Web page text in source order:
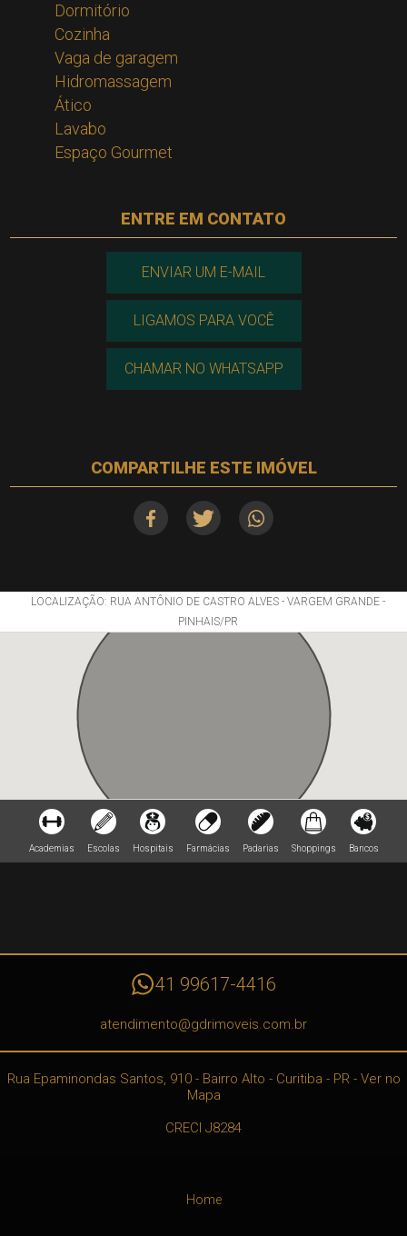
Dormitório
Cozinha
Vaga de garagem
Hidromassagem
Ático
Lavabo
Espaço Gourmet
ENTRE EM CONTATO
ENVIAR UM E-MAIL
LIGAMOS PARA VOCÊ
CHAMAR NO WHATSAPP
COMPARTILHE ESTE IMÓVEL
LOCALIZAÇÃO: RUA ANTÔNIO DE CASTRO ALVES - VARGEM GRANDE -
PINHAIS/PR
Academias Escolas Hospitais Farmácias Padarias Shoppings Bancos
41 99617-4416
atendimento@gdrimoveis.com.br
Rua Epaminondas Santos, 910 - Bairro Alto - Curitiba - PR- Ver no
Mapa
CRECI J8284
Home